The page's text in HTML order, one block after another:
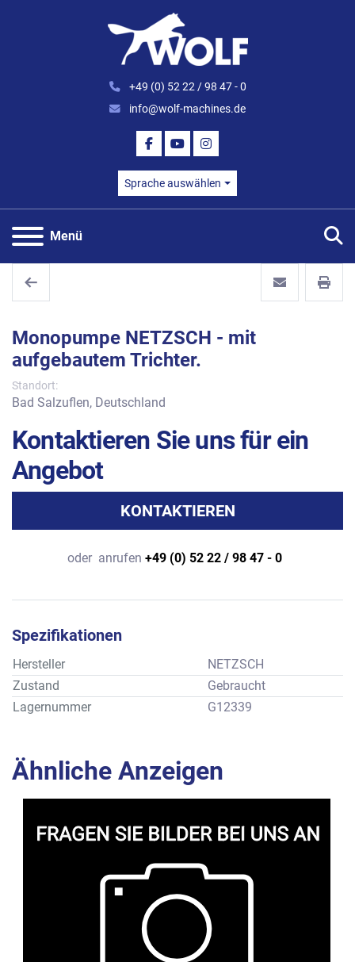
+49 (0) 52 22 / 98 47 - 0
info@wolf-machines.de
FACEBOOK
YOUTUBEINSTAGRAM
Sprache auswählen
Menü
Monopumpe NETZSCH - mit
aufgebautem Trichter.
Standort:
Bad Salzuflen, Deutschland
Kontaktieren Sie uns für ein
Angebot
KONTAKTIEREN
oder anrufen +49 (0) 52 22 / 98 47 - 0
Spezifikationen
Hersteller
NETZSCH
Zustand
Gebraucht
Lagernummer
G12339
Ähnliche Anzeigen